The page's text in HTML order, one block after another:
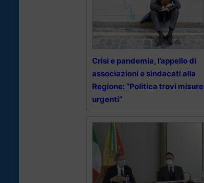
Crisi e pandemia, l’appello di
associazioni e sindacati alla
Regione: “Politica trovi misure
urgenti”